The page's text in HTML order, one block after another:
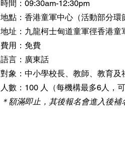
時間：09:30am-12:30pm
地點：香港童軍中心（活動部分環
地址：九龍柯士甸道童軍徑香港童
費用：免費
語言：廣東話
對象：中小學校長、教師、教育及
人數：100 人（每機構最多6人，
＊額滿即止，其後報名會進入後補